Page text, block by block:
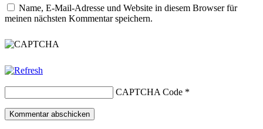
Name, E-Mail-Adresse und Website in diesem Browser für
meinen nächsten Kommentar speichern.
CAPTCHA Code *